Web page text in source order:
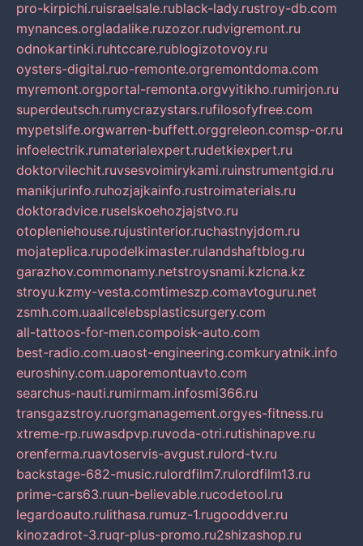
pro-kirpichi.ruisraelsale.rublack-lady.rustroy-db.com
mynances.orgladalike.ruzozor.rudvigremont.ru
odnokartinki.ruhtccare.rublogizotovoy.ru
oysters-digital.ruo-remonte.orgremontdoma.com
myremont.orgportal-remonta.orgvyitikho.rumirjon.ru
superdeutsch.rumycrazystars.rufilosofyfree.com
mypetslife.orgwarren-buffett.orggreleon.comsp-or.ru
infoelectrik.rumaterialexpert.rudetkiexpert.ru
doktorvilechit.ruvsesvoimirykami.ruinstrumentgid.ru
manikjurinfo.ruhozjajkainfo.rustroimaterials.ru
doktoradvice.ruselskoehozjajstvo.ru
otopleniehouse.rujustinterior.ruchastnyjdom.ru
mojateplica.rupodelkimaster.rulandshaftblog.ru
garazhov.commonamy.netstroysnami.kzlcna.kz
stroyu.kzmy-vesta.comtimeszp.comavtoguru.net
zsmh.com.uaallcelebsplasticsurgery.com
all-tattoos-for-men.compoisk-auto.com
best-radio.com.uaost-engineering.comkuryatnik.info
euroshiny.com.uaporemontuavto.com
searchus-nauti.rumirmam.infosmi366.ru
transgazstroy.ruorgmanagement.orgyes-fitness.ru
xtreme-rp.ruwasdpvp.ruvoda-otri.rutishinapve.ru
orenferma.ruavtoservis-avgust.rulord-tv.ru
backstage-682-music.rulordfilm7.rulordfilm13.ru
prime-cars63.ruun-believable.rucodetool.ru
legardoauto.rulithasa.rumuz-1.rugooddver.ru
kinozadrot-3.ruqr-plus-promo.ru2shizashop.ru